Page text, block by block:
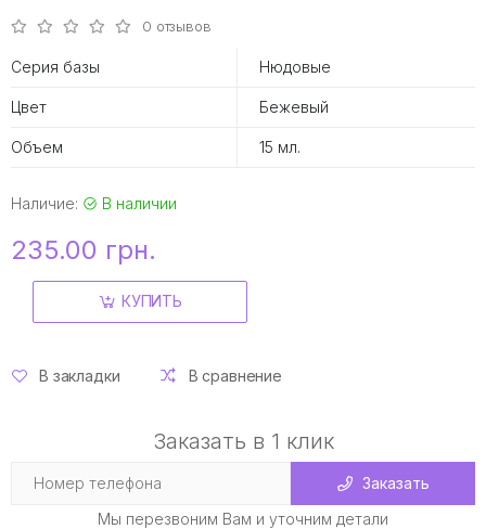
0 отзывов
Серия базы Нюдовые
Цвет Бежевый
Объем 15 мл.
Наличие: В наличии
235.00 грн.
КУПИТЬ
В закладки В сравнение
Заказать в 1 клик
Заказать
Мы перезвоним Вам и уточним детали